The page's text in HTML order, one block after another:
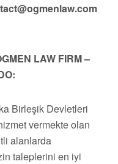
LAW FIRM –
Birleşik Devletleri
vermekte olan
alanlarda
taleplerini en iyi